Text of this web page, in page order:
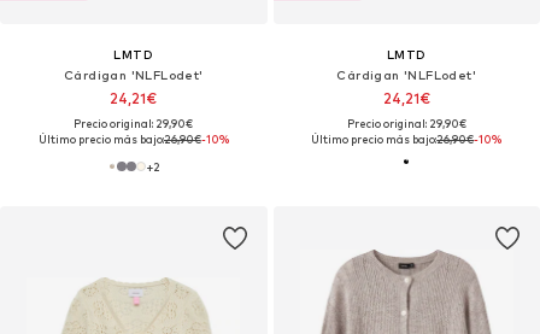
LMTD
Cárdigan 'NLFLodet'
24,21€
Precio original: 29,90€
Último precio más bajo:26,90€-10%
+2
LMTD
Cárdigan 'NLFLodet'
24,21€
Precio original: 29,90€
Último precio más bajo:26,90€-10%